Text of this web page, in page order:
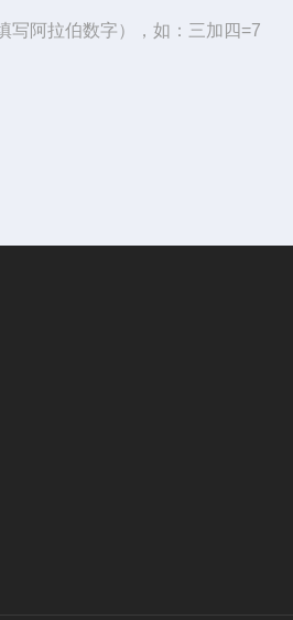
写阿拉伯数字），如：三加四=7